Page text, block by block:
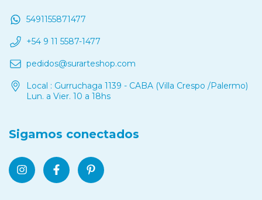
5491155871477
+54 9 11 5587-1477
pedidos@surarteshop.com
Local : Gurruchaga 1139 - CABA (Villa Crespo /Palermo)
Lun. a Vier. 10 a 18hs
Sigamos conectados